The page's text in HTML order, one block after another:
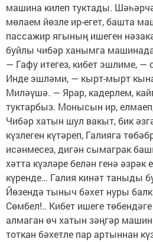
машина килеп туктады.
мөлаем йөзле ир-егет, башта
пассажир ягының ишеген
буйлы чибәр ханымга
— Гафу итегез, кибет эшлиме,
Инде эшләми, — кырт-мырт
Миләүшә. — Ярар, кадерлем,
туктарбыз. Монысын ир,
Чибәр хатын шул вакыт, бик
күзлеген күтәреп, Галияга
исәнмесез, дигән сымаграк
хәтта күзләре белән генә әзрәк
күренде… Галия кинәт таныды
Йөзендә тыныч бәхет нуры
Сөмбел!.. Кибет ишеге
алмаган өч хатын зәңгәр
тоткан бәхетле пар артыннан